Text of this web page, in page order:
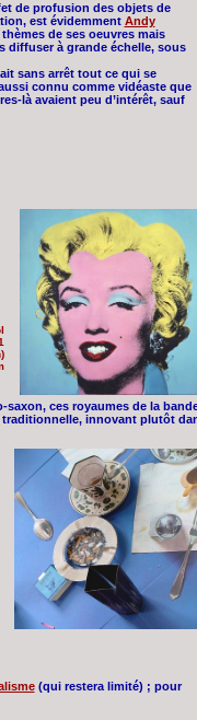
de profusion des objets de
est évidemment Andy
de ses oeuvres mais
diffuser à grande échelle, sous
sans arrêt tout ce qui se
connu comme vidéaste que
là avaient peu d’intérêt, sauf
saxon, ces royaumes de la
traditionnelle, innovant plutôt
(qui restera limité) ; pour